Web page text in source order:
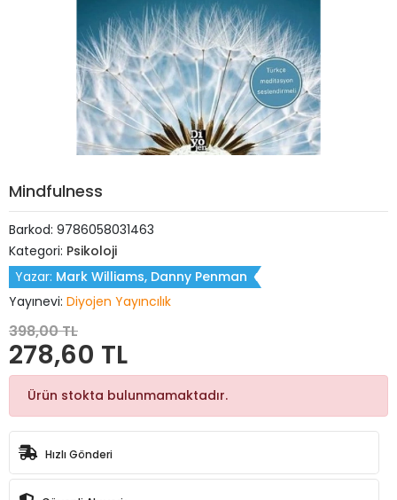
Mindfulness
Barkod: 9786058031463
Kategori: Psikoloji
Yazar: Mark Williams, Danny Penman
Yayınevi: Diyojen Yayıncılık
398,00 TL
278,60 TL
Ürün stokta bulunmamaktadır.
Hızlı Gönderi